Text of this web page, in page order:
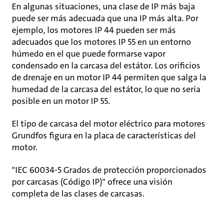
En algunas situaciones, una clase de IP más baja
puede ser más adecuada que una IP más alta. Por
ejemplo, los motores IP 44 pueden ser más
adecuados que los motores IP 55 en un entorno
húmedo en el que puede formarse vapor
condensado en la carcasa del estátor. Los orificios
de drenaje en un motor IP 44 permiten que salga la
humedad de la carcasa del estátor, lo que no sería
posible en un motor IP 55.
El tipo de carcasa del motor eléctrico para motores
Grundfos figura en la placa de características del
motor.
"IEC 60034-5 Grados de protección proporcionados
por carcasas (Código IP)" ofrece una visión
completa de las clases de carcasas.